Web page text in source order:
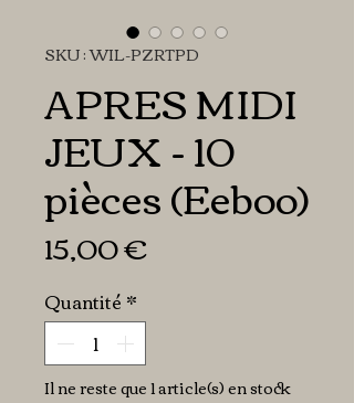
SKU : WIL-PZRTPD
APRES MIDI
JEUX - 10
pièces (Eeboo)
15,00 €Prix
Quantité *
Il ne reste que 1 article(s) en stock